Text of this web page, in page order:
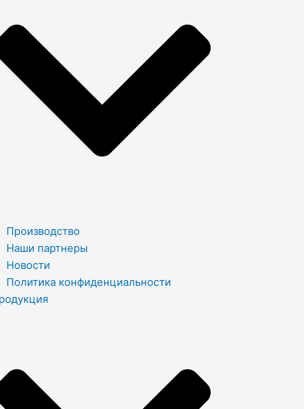
Производство
Наши партнеры
Новости
Политика конфиденциальности